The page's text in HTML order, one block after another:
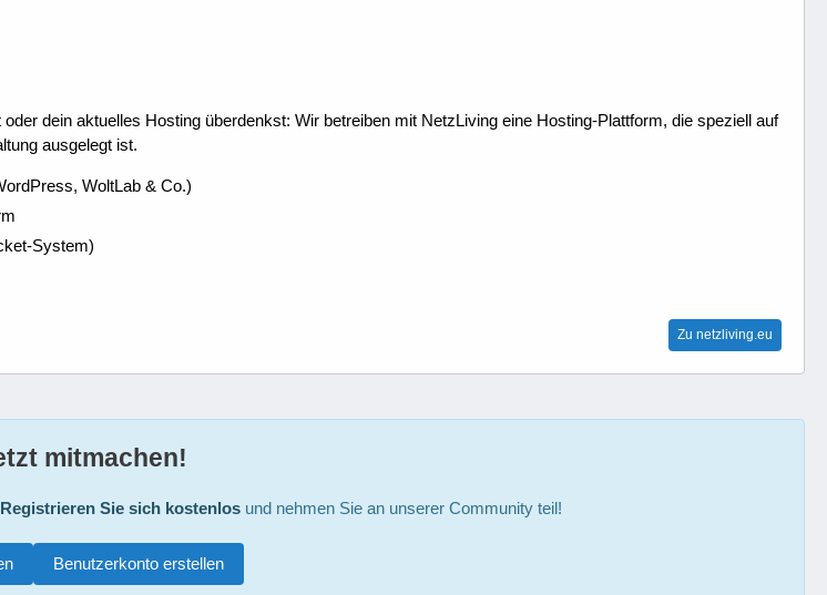
dein aktuelles Hosting überdenkst: Wir betreiben mit NetzLiving eine Hosting-Plattform, die speziell auf
ausgelegt ist.
WoltLab & Co.)
System)
Zu netzliving.eu
mitmachen!
Registrieren Sie sich kostenlosund nehmen Sie an unserer Community teil!
Benutzerkonto erstellen